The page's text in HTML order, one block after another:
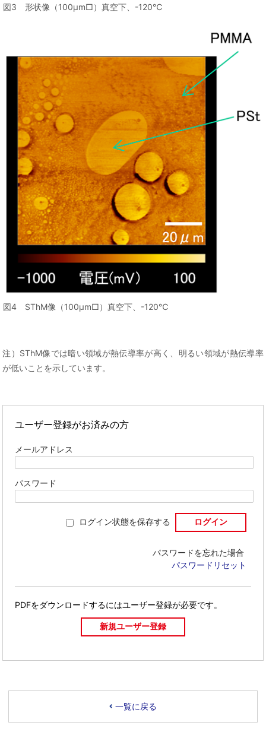
図3 形状像（100μm□）真空下、-120℃
図4 SThM像（100μm□）真空下、-120℃
注）SThM像では暗い領域が熱伝導率が高く、明るい領域が熱伝導率
が低いことを示しています。
ユーザー登録がお済みの方
メールアドレス
パスワード
ログイン状態を保存する
パスワードを忘れた場合
パスワードリセット
PDFをダウンロードするにはユーザー登録が必要です。
一覧に戻る